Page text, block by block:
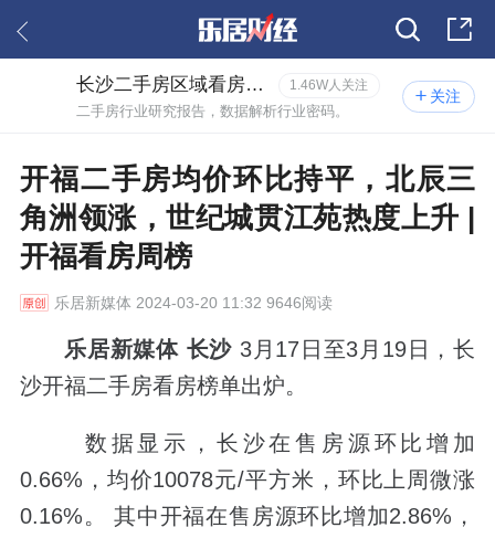
关注
长沙二手房区域看房报告 1.46W人关注
二手房行业研究报告，数据解析行业密码。
开福二手房均价环比持平，北辰三
角洲领涨，世纪城贯江苑热度上升 |
开福看房周榜
乐居新媒体 2024-03-20 11:32 9646阅读
乐居新媒体 长沙 3月17日至3月19日，长
沙开福二手房看房榜单出炉。
数据显示，长沙在售房源环比增加
0.66%，均价10078元/平方米，环比上周微涨
0.16%。 其中开福在售房源环比增加2.86%，